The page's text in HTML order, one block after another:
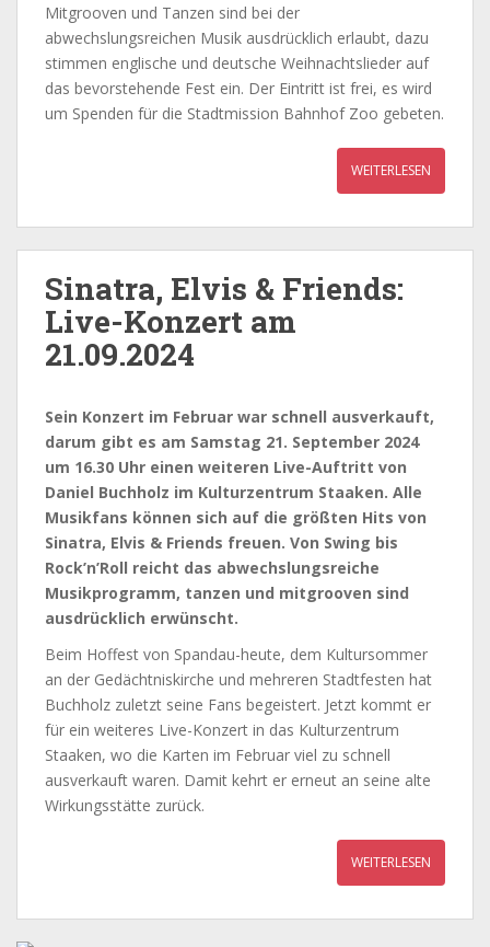
Mitgrooven und Tanzen sind bei der
abwechslungsreichen Musik ausdrücklich erlaubt, dazu
stimmen englische und deutsche Weihnachtslieder auf
das bevorstehende Fest ein. Der Eintritt ist frei, es wird
um Spenden für die Stadtmission Bahnhof Zoo gebeten.
WEITERLESEN
Sinatra, Elvis & Friends:
Live-Konzert am
21.09.2024
Sein Konzert im Februar war schnell ausverkauft,
darum gibt es am Samstag 21. September 2024
um 16.30 Uhr einen weiteren Live-Auftritt von
Daniel Buchholz im Kulturzentrum Staaken. Alle
Musikfans können sich auf die größten Hits von
Sinatra, Elvis & Friends freuen. Von Swing bis
Rock’n’Roll reicht das abwechslungsreiche
Musikprogramm, tanzen und mitgrooven sind
ausdrücklich erwünscht.
Beim Hoffest von Spandau-heute, dem Kultursommer
an der Gedächtniskirche und mehreren Stadtfesten hat
Buchholz zuletzt seine Fans begeistert. Jetzt kommt er
für ein weiteres Live-Konzert in das Kulturzentrum
Staaken, wo die Karten im Februar viel zu schnell
ausverkauft waren. Damit kehrt er erneut an seine alte
Wirkungsstätte zurück.
WEITERLESEN